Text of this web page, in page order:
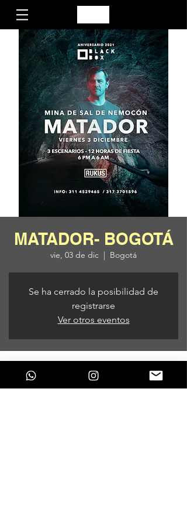
MATADOR- BOGOTÁ
vie, 03 de dic
  |
Bogotá
Se ha cerrado la posibilidad de
registrarse
Ver otros eventos
Horario y ubicación
03 de dic de 2021, 6:00 p. m.